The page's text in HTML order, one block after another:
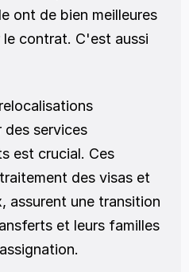
ont de bien meilleures
contrat. C'est aussi
des services
est crucial. Ces
des visas et
assurent une transition
et leurs familles